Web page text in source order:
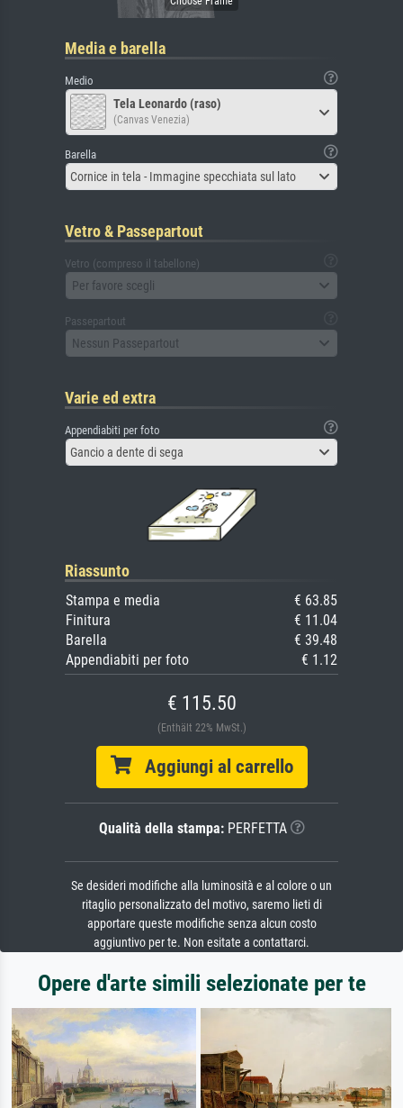
Media e barella
Medio
Tela Leonardo (raso)
(Canvas Venezia)
Barella
Cornice in tela - Immagine specchiata sul lato
Vetro & Passepartout
Vetro (compreso il tabellone)
Per favore scegli
Passepartout
Nessun Passepartout
Varie ed extra
Appendiabiti per foto
Gancio a dente di sega
Riassunto
Stampa e media
€ 63.85
Finitura
€ 11.04
Barella
€ 39.48
Appendiabiti per foto
€ 1.12
€ 115.50
(Enthält 22% MwSt.)
Aggiungi al carrello
Qualità della stampa:PERFETTA
Se desideri modifiche alla luminosità e al colore o un
ritaglio personalizzato del motivo, saremo lieti di
apportare queste modifiche senza alcun costo
aggiuntivo per te. Non esitate a contattarci.
Opere d'arte simili selezionate per te